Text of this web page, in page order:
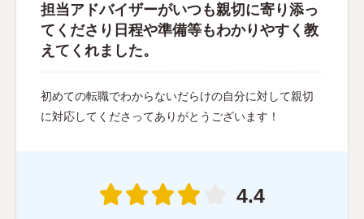
担当アドバイザーがいつも親切に寄り添っ
てくださり日程や準備等もわかりやすく教
えてくれました。
初めての転職でわからないだらけの自分に対して親切
に対応してくださってありがとうございます！
4.4